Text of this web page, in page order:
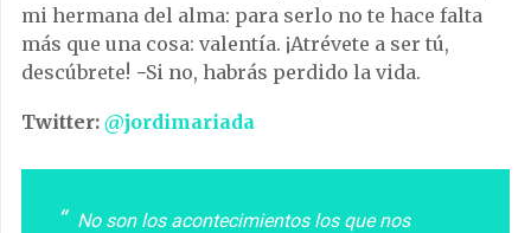
mi hermana del alma: para serlo no te hace falta
más que una cosa: valentía. ¡Atrévete a ser tú,
descúbrete! −Si no, habrás perdido la vida.
Twitter: @jordimariada
No son los acontecimientos los que nos